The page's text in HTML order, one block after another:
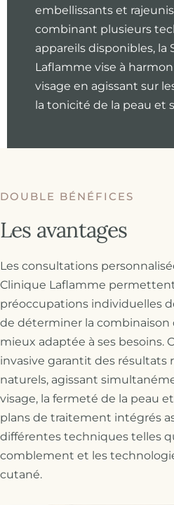
embellissants et
combinant plusieurs
appareils disponibles, la
Laflamme vise à
visage en agissant sur
la tonicité de la peau et
DOUBLE BÉNÉFICES
Les avantages
Les consultations
Clinique Laflamme permettent
préoccupations individuelles
de déterminer la combinaison
mieux adaptée à ses besoins.
invasive garantit des résultats
naturels, agissant
visage, la fermeté de la peau
plans de traitement intégrés
différentes techniques telles
comblement et les
cutané.